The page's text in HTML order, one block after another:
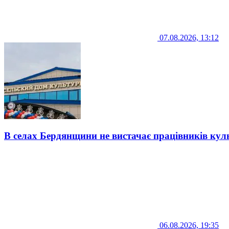
07.08.2026, 13:12
В селах Бердянщини не вистачає працівників
06.08.2026, 19:35